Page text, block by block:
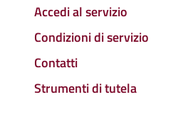
Accedi al servizio
Condizioni di servizio
Contatti
Strumenti di tutela